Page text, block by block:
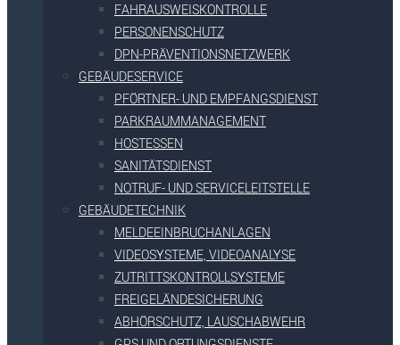
FAHRAUSWEISKONTROLLE
PERSONENSCHUTZ
DPN-PRÄVENTIONSNETZWERK
GEBÄUDESERVICE
PFÖRTNER- UND EMPFANGSDIENST
PARKRAUMMANAGEMENT
HOSTESSEN
SANITÄTSDIENST
NOTRUF- UND SERVICELEITSTELLE
GEBÄUDETECHNIK
MELDEEINBRUCHANLAGEN
VIDEOSYSTEME, VIDEOANALYSE
ZUTRITTSKONTROLLSYSTEME
FREIGELÄNDESICHERUNG
ABHÖRSCHUTZ, LAUSCHABWEHR